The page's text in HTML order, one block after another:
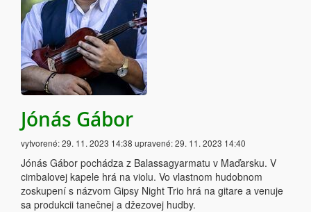
Jónás Gábor
vytvorené:29. 11. 2023 14:38 upravené:29. 11. 2023 14:40
Jónás Gábor pochádza z Balassagyarmatu v Maďarsku. V
cimbalovej kapele hrá na violu. Vo vlastnom hudobnom
zoskupení s názvom Gipsy Night Trio hrá na gitare a venuje
sa produkcii tanečnej a džezovej hudby.